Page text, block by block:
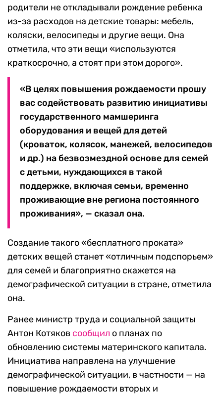
родители не откладывали рождение ребенка
из-за расходов на детские товары: мебель,
коляски, велосипеды и другие вещи. Она
отметила, что эти вещи «используются
краткосрочно, а стоят при этом дорого».
«В целях повышения рождаемости прошу
вас содействовать развитию инициативы
государственного мамшеринга
оборудования и вещей для детей
(кроваток, колясок, манежей, велосипедов
и др.) на безвозмездной основе для семей
с детьми, нуждающихся в такой
поддержке, включая семьи, временно
проживающие вне региона постоянного
проживания», — сказал она.
Создание такого «бесплатного проката»
детских вещей станет «отличным подспорьем»
для семей и благоприятно скажется на
демографической ситуации в стране, отметила
она.
Ранее министр труда и социальной защиты
Антон Котяков сообщил о планах по
обновлению системы материнского капитала.
Инициатива направлена на улучшение
демографической ситуации, в частности — на
повышение рождаемости вторых и